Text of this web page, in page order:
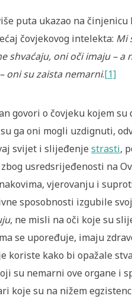
puta ukazao na
čovjekovog intelekta: Mi
shvaćaju, oni oči imaju –
oni su zaista nemarni.[1]
govori o čovjeku kojem
ga oni mogli uzdignuti,
svijet i slijeđenje strasti,
zbog usredsrijeđenosti na
vjerovanju i
sposobnosti izgubile
, ne misli na oči koje su
se upoređuje, imaju
koriste kako bi opažale
su nemarni ove organe i
koje su na nižem